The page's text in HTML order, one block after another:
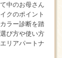
中のお母さん
クのポイント
ラー診断を踏
び方や使い方
リアパートナ